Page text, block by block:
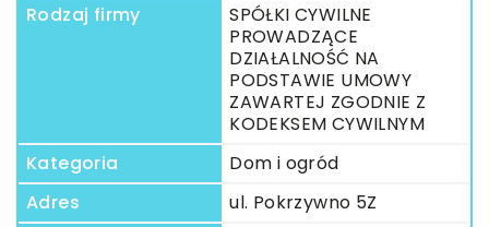
Rodzaj firmy
SPÓŁKI CYWILNE
PROWADZĄCE
DZIAŁALNOŚĆ NA
PODSTAWIE UMOWY
ZAWARTEJ ZGODNIE Z
KODEKSEM CYWILNYM
Kategoria
Dom i ogród
Adres
ul. Pokrzywno 5Z